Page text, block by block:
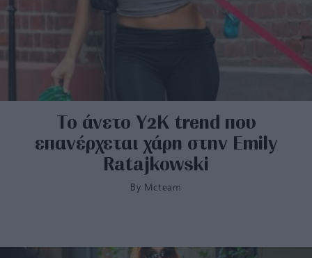
To άνετο Υ2Κ trend που
επανέρχεται χάρη στην Emily
Ratajkowski
By Mcteam